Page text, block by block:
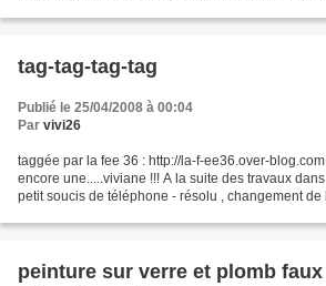
tag-tag-tag-tag
Publié le 25/04/2008 à 00:04
Par vivi26
taggée par la fee 36 : http://la-f-ee36.over-blog.com
encore une.....viviane !!! A la suite des travaux
petit soucis de téléphone - résolu , changement de
peinture sur verre et plomb